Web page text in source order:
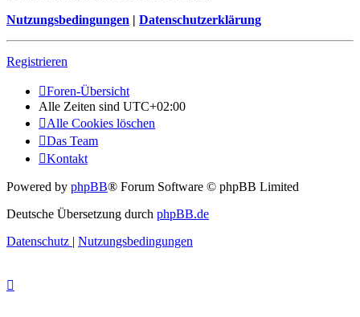
Nutzungsbedingungen | Datenschutzerklärung
Registrieren
Foren-Übersicht
Alle Zeiten sind UTC+02:00
Alle Cookies löschen
Das Team
Kontakt
Powered by phpBB® Forum Software © phpBB Limited
Deutsche Übersetzung durch phpBB.de
Datenschutz | Nutzungsbedingungen